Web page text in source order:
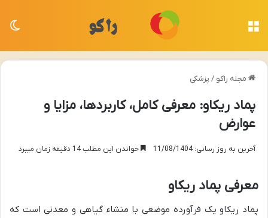
مجله راکو / پزشکی
پماد ریکاو: معرفی کامل، کاربردها، مزایا و
عوارض
آخرین به روز رسانی: 11/08/1404 خواندن این مطلب 14 دقیقه زمان میبرد
معرفی پماد ریکاو
پماد ریکاو یک فرآورده موضعی با منشاء گیاهی و معدنی است که